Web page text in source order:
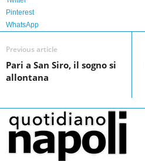
o
o
k
e
r
I
n
Pinterest
WhatsApp
Previous article
Pari a San Siro, il sogno si
allontana